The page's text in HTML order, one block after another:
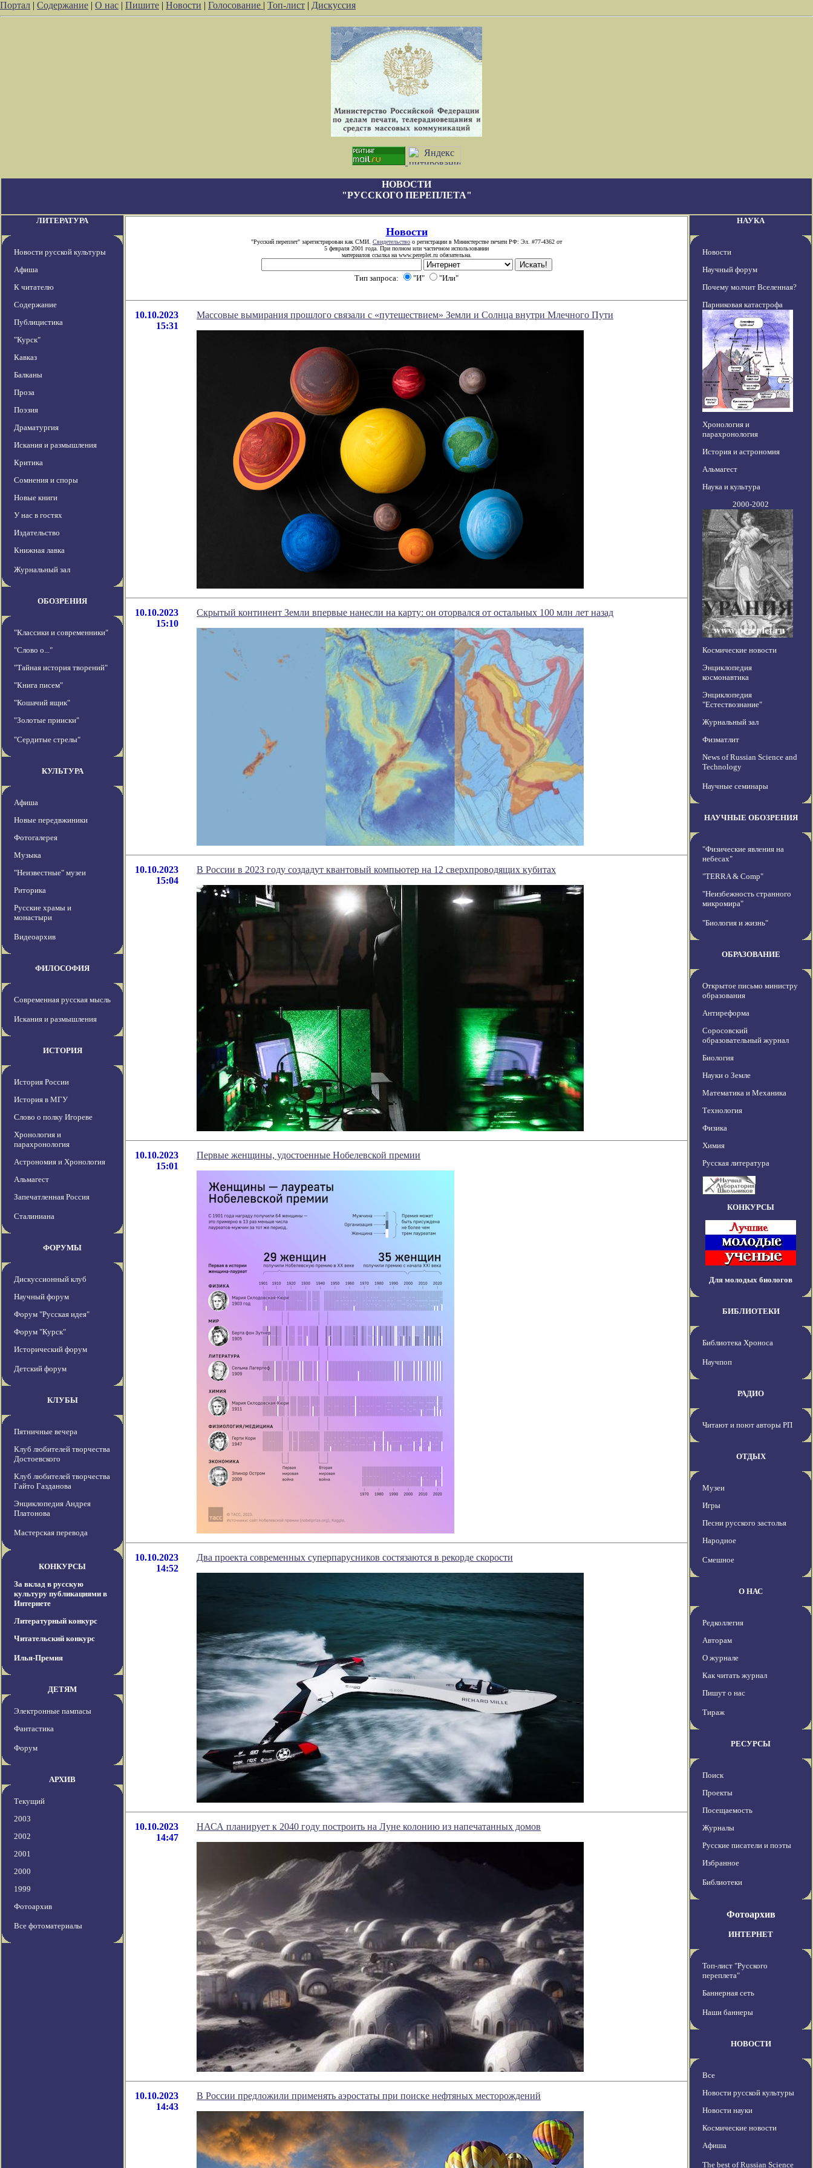
Портал | Содержание | О нас | Пишите | Новости | Голосование | Топ-лист | Дискуссия
НОВОСТИ
"РУССКОГО ПЕРЕПЛЕТА"
ЛИТЕРАТУРА
Новости русской культуры
Афиша
К читателю
Содержание
Публицистика
"Курск"
Кавказ
Балканы
Проза
Поэзия
Драматургия
Искания и размышления
Критика
Сомнения и споры
Новые книги
У нас в гостях
Издательство
Книжная лавка
Журнальный зал
ОБОЗРЕНИЯ
"Классики и современники"
"Слово о..."
"Тайная история творений"
"Книга писем"
"Кошачий ящик"
"Золотые прииски"
"Сердитые стрелы"
КУЛЬТУРА
Афиша
Новые передвжиники
Фотогалерея
Музыка
"Неизвестные" музеи
Риторика
Русские храмы и
монастыри
Видеоархив
ФИЛОСОФИЯ
Современная русская мысль
Искания и размышления
ИСТОРИЯ
История России
История в МГУ
Слово о полку Игореве
Хронология и
парахронология
Астрономия и Хронология
Альмагест
Запечатленная Россия
Сталиниана
ФОРУМЫ
Дискуссионный клуб
Научный форум
Форум "Русская идея"
Форум "Курск"
Исторический форум
Детский форум
КЛУБЫ
Пятничные вечера
Клуб любителей творчества
Достоевского
Клуб любителей творчества
Гайто Газданова
Энциклопедия Андрея
Платонова
Мастерская перевода
КОНКУРСЫ
За вклад в русскую
культуру публикациями в
Интернете
Литературный конкурс
Читательский конкурс
Илья-Премия
ДЕТЯМ
Электронные пампасы
Фантастика
Форум
АРХИВ
Текущий
2003
2002
2001
2000
1999
Фотоархив
Все фотоматериалы
Новости
"Русский переплет" зарегистрирован как СМИ. Свидетельство о регистрации в Министерстве печати РФ: Эл. #77-4362 от
5 февраля 2001 года. При полном или частичном использовании
материалов ссылка на www.pereplet.ru обязательна.
Тип запроса: "И" "Или"
10.10.2023
15:31
Массовые вымирания прошлого связали с «путешествием» Земли и Солнца внутри Млечного Пути
10.10.2023
15:10
Скрытый континент Земли впервые нанесли на карту: он оторвался от остальных 100 млн лет назад
10.10.2023
15:04
В России в 2023 году создадут квантовый компьютер на 12 сверхпроводящих кубитах
10.10.2023
15:01
Первые женщины, удостоенные Нобелевской премии
10.10.2023
14:52
Два проекта современных суперпарусников состязаются в рекорде скорости
10.10.2023
14:47
НАСА планирует к 2040 году построить на Луне колонию из напечатанных домов
10.10.2023
14:43
В России предложили применять аэростаты при поиске нефтяных месторождений
НАУКА
Новости
Научный форум
Почему молчит Вселенная?
Парниковая катастрофа
Хронология и
парахронология
История и астрономия
Альмагест
Наука и культура
2000-2002
Космические новости
Энциклопедия
космонавтика
Энциклопедия
"Естествознание"
Журнальный зал
Физматлит
News of Russian Science and
Technology
Научные семинары
НАУЧНЫЕ ОБОЗРЕНИЯ
"Физические явления на
небесах"
"TERRA & Comp"
"Неизбежность странного
микромира"
"Биология и жизнь"
ОБРАЗОВАНИЕ
Открытое письмо министру
образования
Антиреформа
Соросовский
образовательный журнал
Биология
Науки о Земле
Математика и Механика
Технология
Физика
Химия
Русская литература
КОНКУРСЫ
Для молодых биологов
БИБЛИОТЕКИ
Библиотека Хроноса
Научпоп
РАДИО
Читают и поют авторы РП
ОТДЫХ
Музеи
Игры
Песни русского застолья
Народное
Смешное
О НАС
Редколлегия
Авторам
О журнале
Как читать журнал
Пишут о нас
Тираж
РЕСУРСЫ
Поиск
Проекты
Посещаемость
Журналы
Русские писатели и поэты
Избранное
Библиотеки
Фотоархив
ИНТЕРНЕТ
Топ-лист "Русского
переплета"
Баннерная сеть
Наши баннеры
НОВОСТИ
Все
Новости русской культуры
Новости науки
Космические новости
Афиша
The best of Russian Science